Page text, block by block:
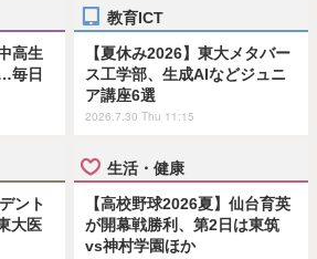
高生
毎日
教育ICT
【夏休み2026】東大メタバー
ス工学部、生成AIなどジュニ
ア講座6選
2026.7.30 Thu 11:15
ント
大医
生活・健康
【高校野球2026夏】仙台育英
が開幕戦勝利、第2日は東筑
vs神村学園ほか